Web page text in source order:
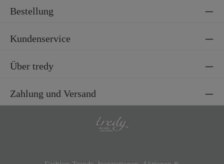
Bestellung
Kundenservice
Über tredy
Zahlung und Versand